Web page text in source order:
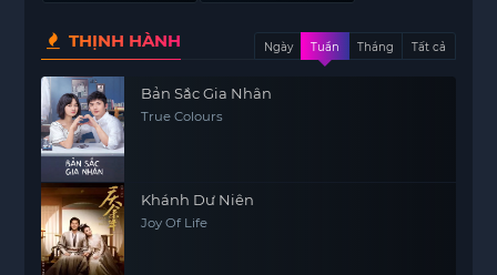
THỊNH HÀNH Ngày Tuần Tháng Tất cả
Bản Sắc Gia Nhân
True Colours
Khánh Dư Niên
Joy Of Life